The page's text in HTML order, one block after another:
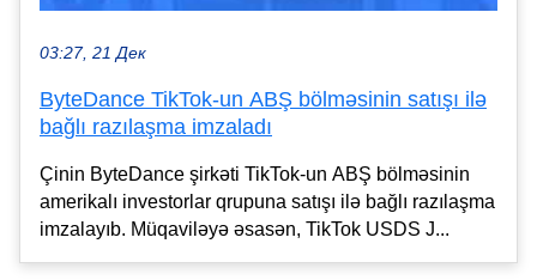
03:27, 21 Дек
ByteDance TikTok-un ABŞ bölməsinin satışı ilə
bağlı razılaşma imzaladı
Çinin ByteDance şirkəti TikTok-un ABŞ bölməsinin
amerikalı investorlar qrupuna satışı ilə bağlı razılaşma
imzalayıb. Müqaviləyə əsasən, TikTok USDS J...